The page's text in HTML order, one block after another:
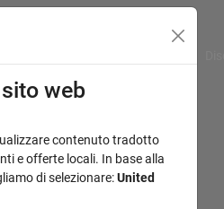
web
contenuto tradotto
e offerte locali. In base alla
di selezionare:United